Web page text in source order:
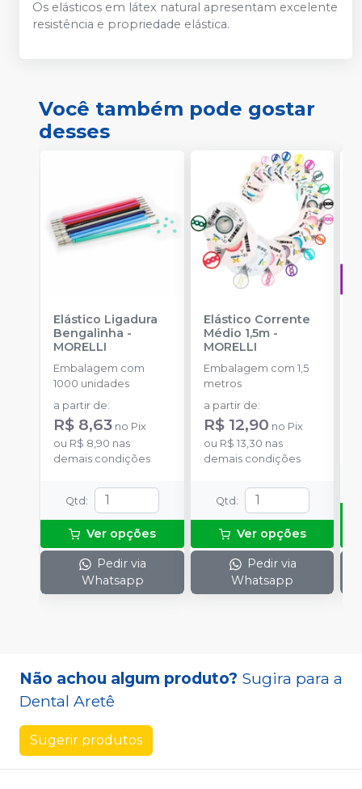
Os elásticos em látex natural apresentam excelente
resistência e propriedade elástica.
Você também pode gostar
desses
Elástico Ligadura
Bengalinha -
MORELLI
Embalagem com
1000 unidades
a partir de:
R$ 8,63 no Pix
ou R$ 8,90 nas
demais condições
Qtd:
Ver opções
Pedir via
Whatsapp
Elástico Corrente
Médio 1,5m-
MORELLI
Embalagem com 1,5
metros
a partir de:
R$ 12,90 no Pix
ou R$ 13,30 nas
demais condições
Qtd:
Ver opções
Pedir via
Whatsapp
Não achou algum produto? Sugira para a
Dental Aretê
Sugerir produtos